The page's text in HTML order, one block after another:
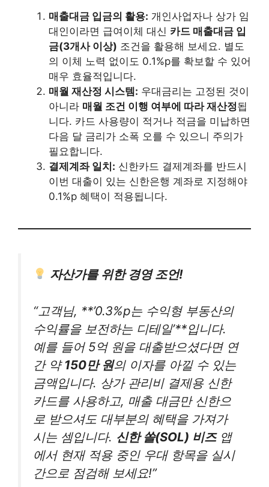
매출대금 입금의 활용: 개인사업자나 상가 임
대인이라면 급여이체 대신 카드 매출대금 입
금(3개사 이상) 조건을 활용해 보세요. 별도
의 이체 노력 없이도 0.1%p를 확보할 수 있어
매우 효율적입니다.
매월 재산정 시스템: 우대금리는 고정된 것이
아니라 매월 조건 이행 여부에 따라 재산정됩
니다. 카드 사용량이 적거나 적금을 미납하면
다음 달 금리가 소폭 오를 수 있으니 주의가
필요합니다.
결제계좌 일치: 신한카드 결제계좌를 반드시
이번 대출이 있는 신한은행 계좌로 지정해야
0.1%p 혜택이 적용됩니다.
자산가를 위한 경영 조언!
“고객님, **’0.3%p는 수익형 부동산의
수익률을 보전하는 디테일’**입니다.
예를 들어 5억 원을 대출받으셨다면 연
간 약150만 원의 이자를 아낄 수 있는
금액입니다. 상가 관리비 결제용 신한
카드를 사용하고, 매출 대금만 신한으
로 받으셔도 대부분의 혜택을 가져가
시는 셈입니다. 신한 쏠(SOL) 비즈앱
에서 현재 적용 중인 우대 항목을 실시
간으로 점검해 보세요!”